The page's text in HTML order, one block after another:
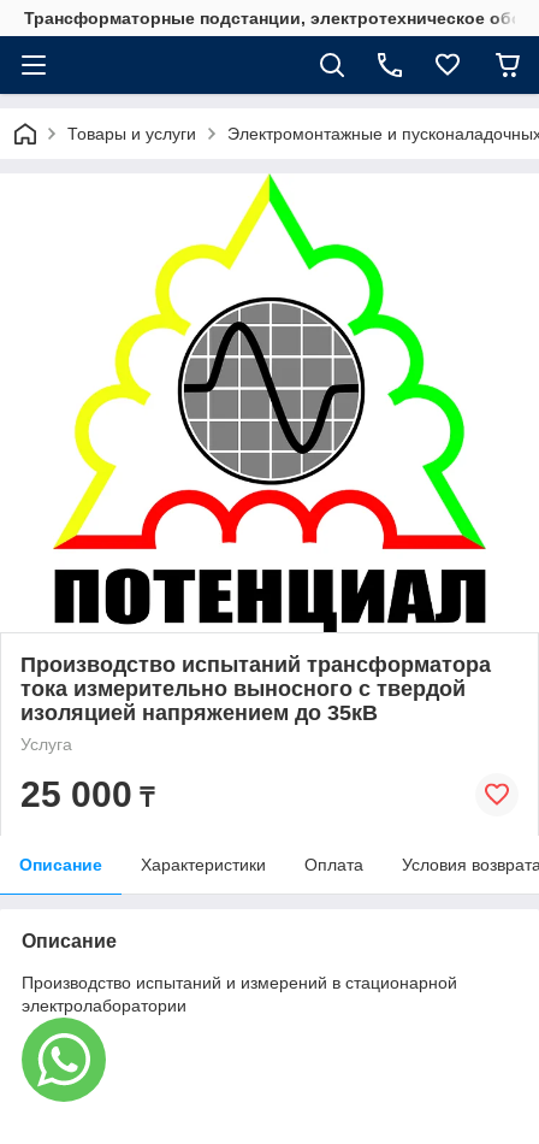
Трансформаторные подстанции, электротехническое
Товары и услуги Электромонтажные и
Производство испытаний трансформатора
тока измерительно выносного с твердой
изоляцией напряжением до 35кВ
Услуга
25 000 ₸
Описание Характеристики Оплата Условия
Описание
Производство испытаний и измерений в стационарной
электролаборатории